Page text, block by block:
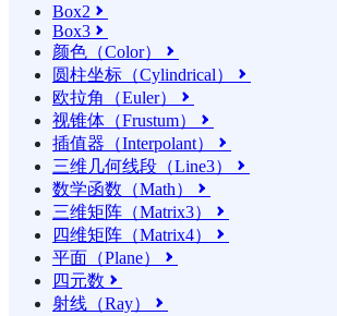
Box2 
Box3 
颜色（Color） 
圆柱坐标（Cylindrical） 
欧拉角（Euler） 
视锥体（Frustum） 
插值器（Interpolant） 
三维几何线段（Line3） 
数学函数（Math） 
三维矩阵（Matrix3） 
四维矩阵（Matrix4） 
平面（Plane） 
四元数 
射线（Ray） 